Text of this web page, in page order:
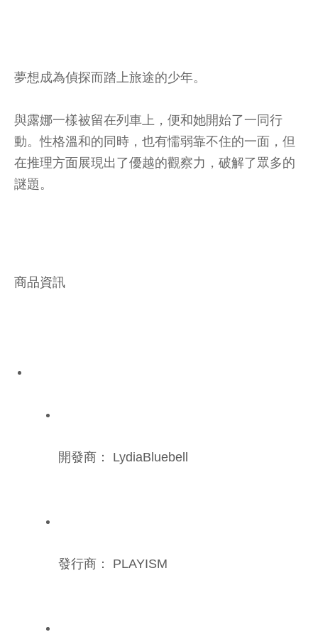
夢想成為偵探而踏上旅途的少年。
與露娜一樣被留在列車上，便和她開始了一同行
動。性格溫和的同時，也有懦弱靠不住的一面，但
在推理方面展現出了優越的觀察力，破解了眾多的
謎題。
商品資訊
開發商： LydiaBluebell
發行商： PLAYISM